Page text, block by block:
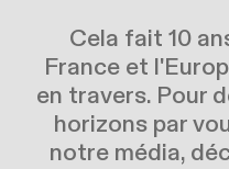
Cela fait 10
France et
en travers. Pour
horizons par
notre média,